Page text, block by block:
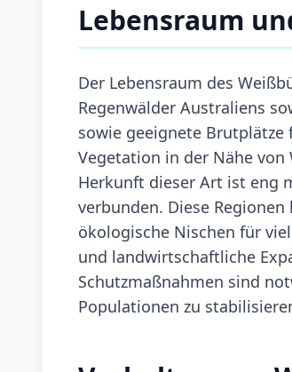
Lebensraum
Der Lebensraum des
Regenwälder Australiens
sowie geeignete Brutplätze
Vegetation in der Nähe
Herkunft dieser Art ist eng
verbunden. Diese
ökologische Nischen für
und landwirtschaftliche
Schutzmaßnahmen sind
Populationen zu